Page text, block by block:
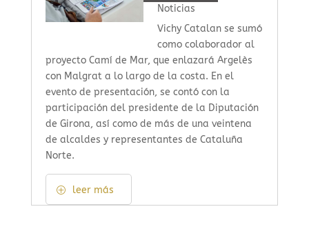
Noticias
Vichy Catalan se sumó
como colaborador al
proyecto Camí de Mar, que enlazará Argelès
con Malgrat a lo largo de la costa. En el
evento de presentación, se contó con la
participación del presidente de la Diputación
de Girona, así como de más de una veintena
de alcaldes y representantes de Cataluña
Norte.
leer más